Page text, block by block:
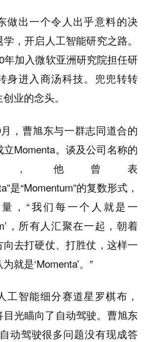
做出一个令人出乎意料的决
，开启人工智能研究之路。
年加入微软亚洲研究院担任研
身进入商汤科技。兜兜转转
业的念头。
，曹旭东与一群志同道合的
Momenta。谈及公司名称的
，他曾表
是“Momentum”的复数形式，
，“我们每一个人就是一
，所有人汇聚在一起，朝着
向去打硬仗、打胜仗，这样一
就是‘Momenta’。”
工智能细分赛道星罗棋布，
目光瞄向了自动驾驶。曹旭东
动驾驶很多问题没有现成答